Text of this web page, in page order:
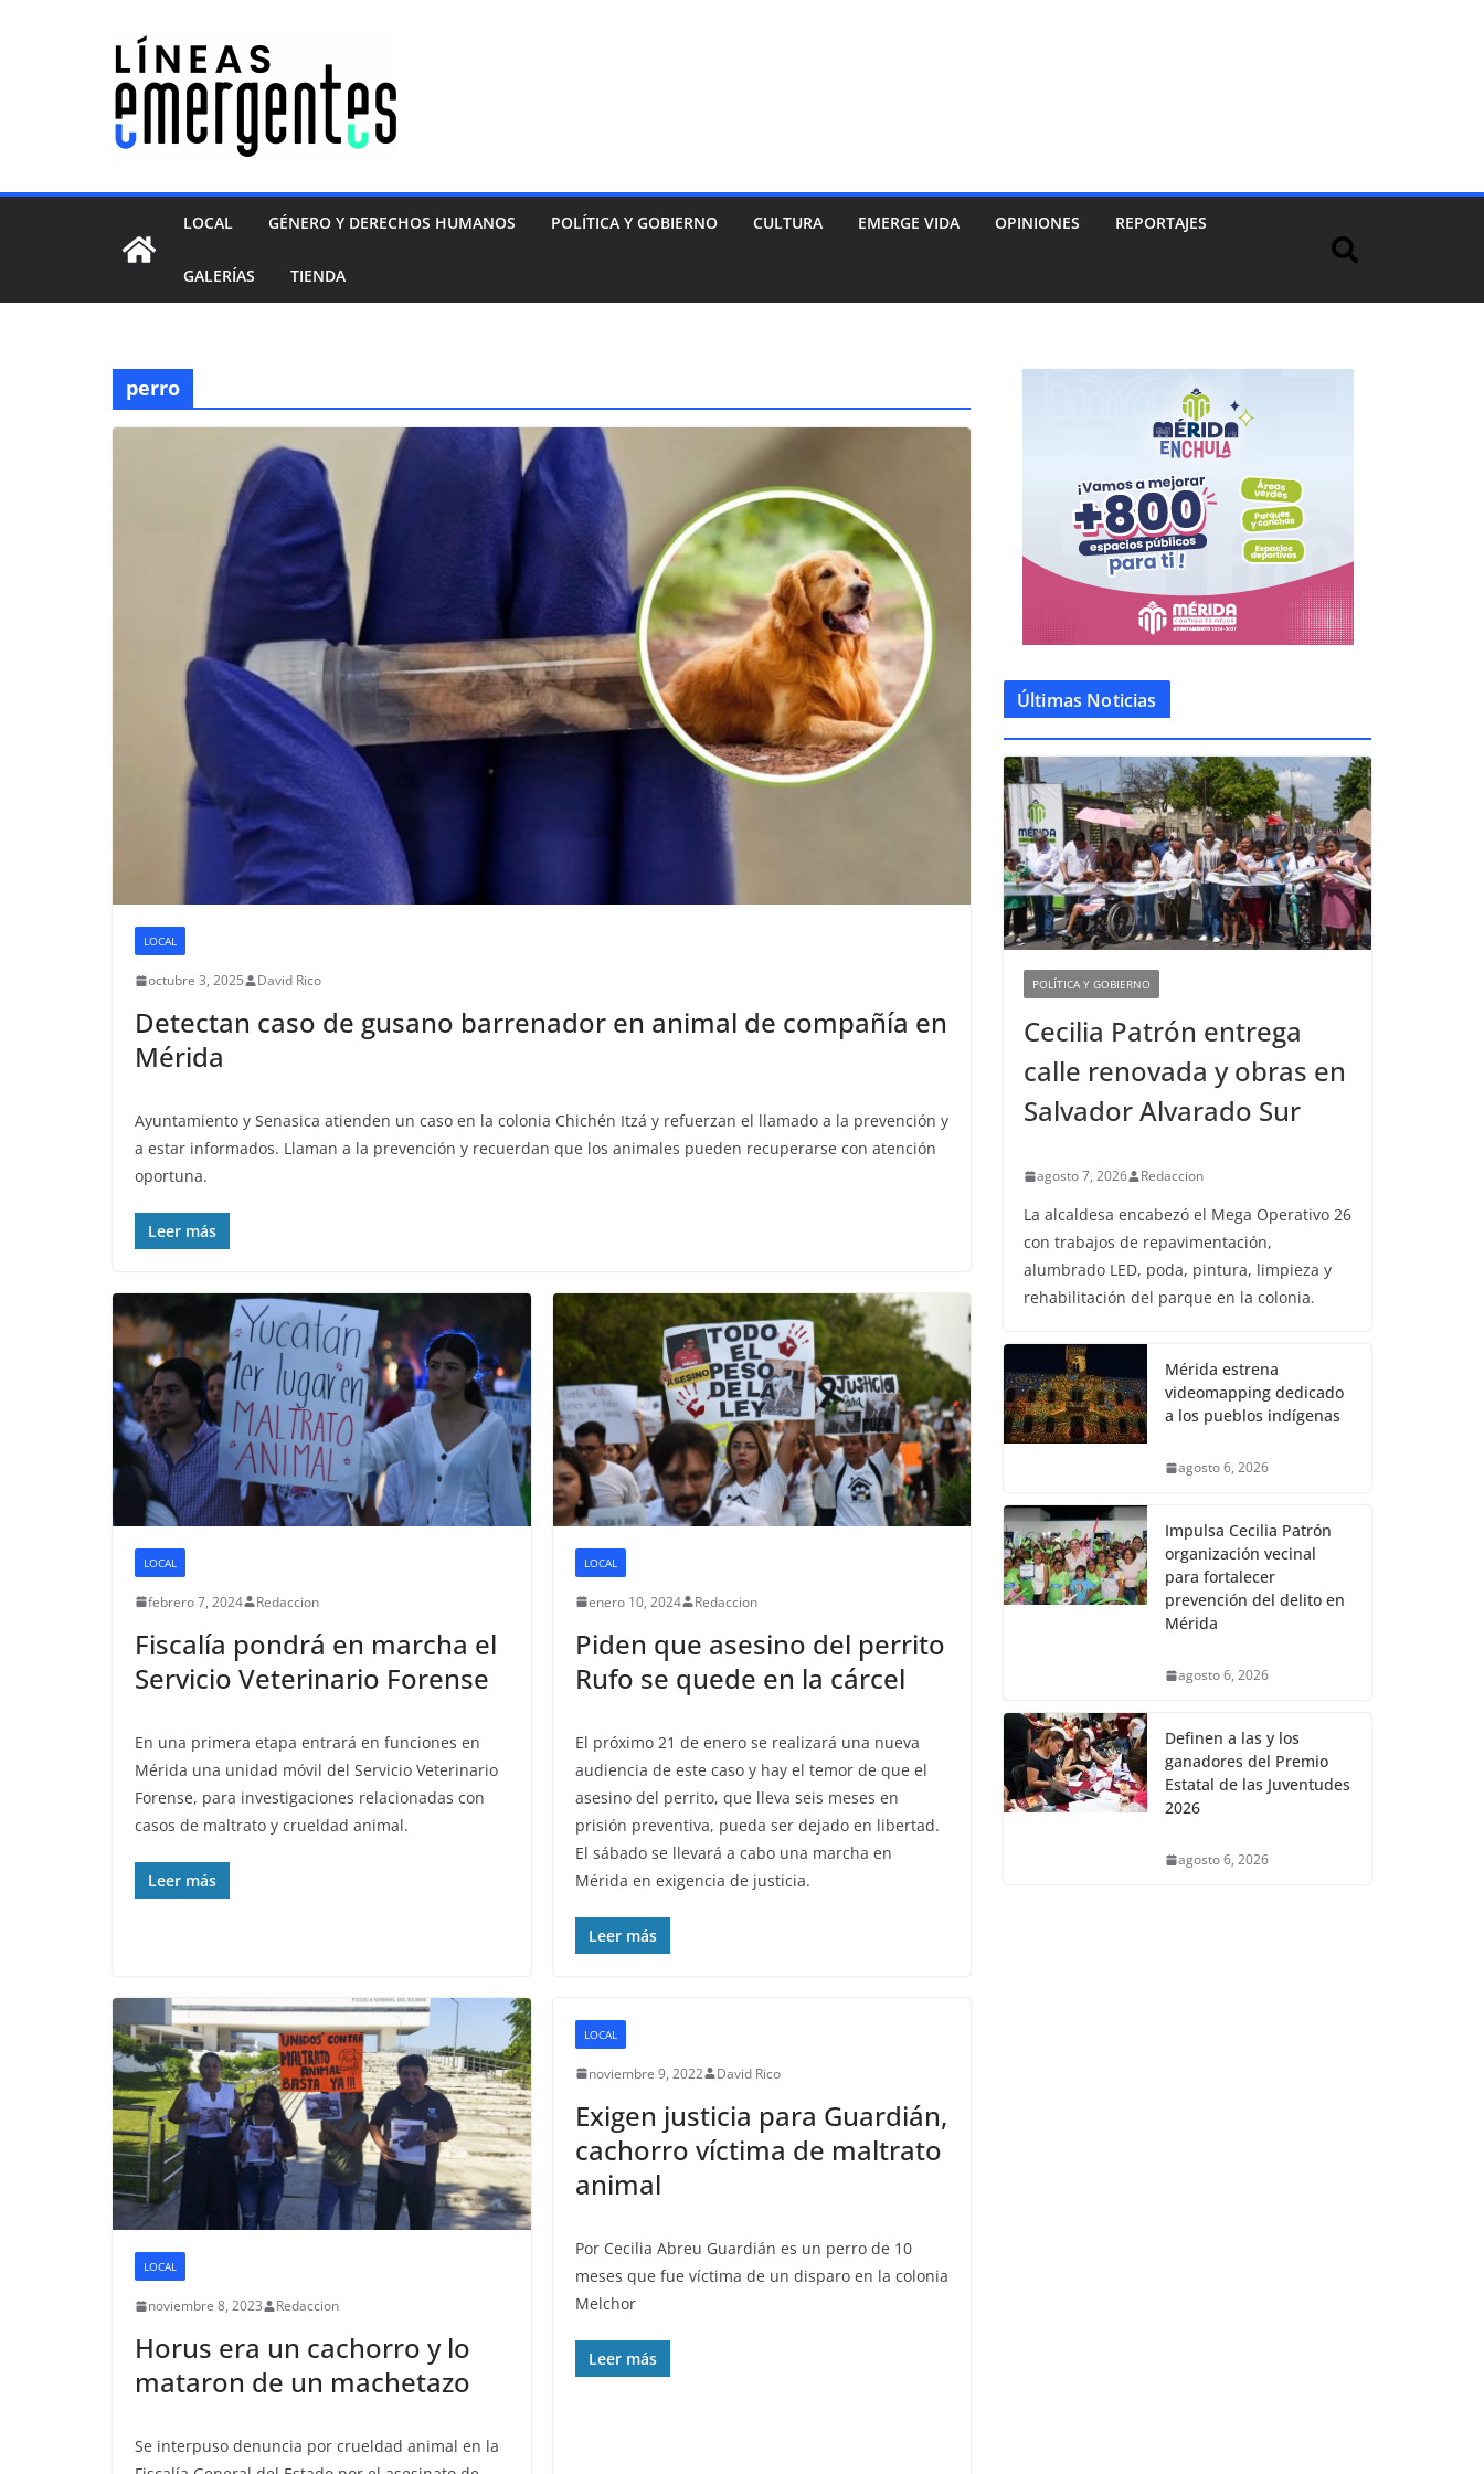
LOCAL GÉNERO Y DERECHOS HUMANOS POLÍTICA Y GOBIERNO CULTURA EMERGE VIDA OPINIONES REPORTAJES
GALERÍAS TIENDA
perro
LOCAL
octubre 3, 2025 David Rico
Detectan caso de gusano barrenador en animal de compañía en
Mérida
Ayuntamiento y Senasica atienden un caso en la colonia Chichén Itzá y refuerzan el llamado a la prevención y
a estar informados. Llaman a la prevención y recuerdan que los animales pueden recuperarse con atención
oportuna.
Leer más
LOCAL
febrero 7, 2024 Redaccion
Fiscalía pondrá en marcha el
Servicio Veterinario Forense
En una primera etapa entrará en funciones en
Mérida una unidad móvil del Servicio Veterinario
Forense, para investigaciones relacionadas con
casos de maltrato y crueldad animal.
Leer más
LOCAL
enero 10, 2024 Redaccion
Piden que asesino del perrito
Rufo se quede en la cárcel
El próximo 21 de enero se realizará una nueva
audiencia de este caso y hay el temor de que el
asesino del perrito, que lleva seis meses en
prisión preventiva, pueda ser dejado en libertad.
El sábado se llevará a cabo una marcha en
Mérida en exigencia de justicia.
Leer más
LOCAL
noviembre 8, 2023 Redaccion
Horus era un cachorro y lo
mataron de un machetazo
Se interpuso denuncia por crueldad animal en la
LOCAL
noviembre 9, 2022 David Rico
Exigen justicia para Guardián,
cachorro víctima de maltrato
animal
Por Cecilia Abreu Guardián es un perro de 10
meses que fue víctima de un disparo en la colonia
Melchor
Leer más
Últimas Noticias
POLÍTICA Y GOBIERNO
Cecilia Patrón entrega
calle renovada y obras en
Salvador Alvarado Sur
agosto 7, 2026 Redaccion
La alcaldesa encabezó el Mega Operativo 26
con trabajos de repavimentación,
alumbrado LED, poda, pintura, limpieza y
rehabilitación del parque en la colonia.
Mérida estrena
videomapping dedicado
a los pueblos indígenas
agosto 6, 2026
Impulsa Cecilia Patrón
organización vecinal
para fortalecer
prevención del delito en
Mérida
agosto 6, 2026
Definen a las y los
ganadores del Premio
Estatal de las Juventudes
2026
agosto 6, 2026